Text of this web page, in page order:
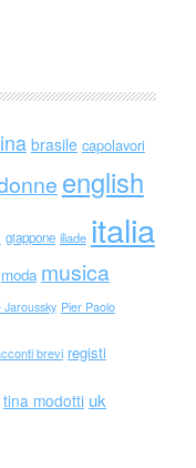
brasile capolavori
english
giappone iliade italia
moda musica
Jaroussky Pier Paolo
brevi registi
tina modotti uk